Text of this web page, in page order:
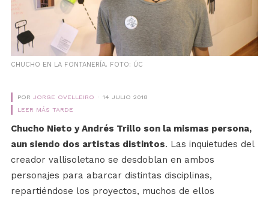
CHUCHO EN LA FONTANERÍA. FOTO: ÚC
POR JORGE OVELLEIRO
14 JULIO 2018
LEER MÁS TARDE
Chucho Nieto y Andrés Trillo son la mismas persona,
aun siendo dos artistas distintos. Las inquietudes del
creador vallisoletano se desdoblan en ambos
personajes para abarcar distintas disciplinas,
repartiéndose los proyectos, muchos de ellos